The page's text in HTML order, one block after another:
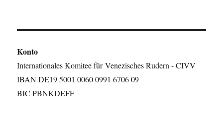
Konto
Internationales Komitee für Venezisches Rudern - CIVV
IBAN DE19 5001 0060 0991 6706 09
BIC PBNKDEFF